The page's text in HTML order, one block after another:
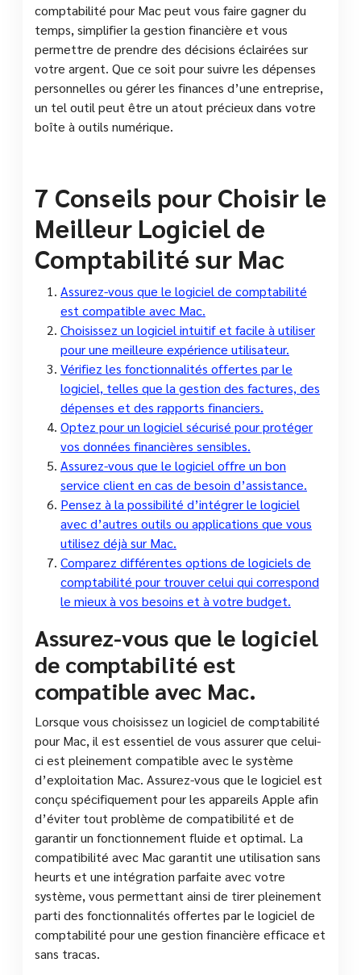
comptabilité pour Mac peut vous faire gagner du
temps, simplifier la gestion financière et vous
permettre de prendre des décisions éclairées sur
votre argent. Que ce soit pour suivre les dépenses
personnelles ou gérer les finances d’une entreprise,
un tel outil peut être un atout précieux dans votre
boîte à outils numérique.
7 Conseils pour Choisir le
Meilleur Logiciel de
Comptabilité sur Mac
Assurez-vous que le logiciel de comptabilité
est compatible avec Mac.
Choisissez un logiciel intuitif et facile à utiliser
pour une meilleure expérience utilisateur.
Vérifiez les fonctionnalités offertes par le
logiciel, telles que la gestion des factures, des
dépenses et des rapports financiers.
Optez pour un logiciel sécurisé pour protéger
vos données financières sensibles.
Assurez-vous que le logiciel offre un bon
service client en cas de besoin d’assistance.
Pensez à la possibilité d’intégrer le logiciel
avec d’autres outils ou applications que vous
utilisez déjà sur Mac.
Comparez différentes options de logiciels de
comptabilité pour trouver celui qui correspond
le mieux à vos besoins et à votre budget.
Assurez-vous que le logiciel
de comptabilité est
compatible avec Mac.
Lorsque vous choisissez un logiciel de comptabilité
pour Mac, il est essentiel de vous assurer que celui-
ci est pleinement compatible avec le système
d’exploitation Mac. Assurez-vous que le logiciel est
conçu spécifiquement pour les appareils Apple afin
d’éviter tout problème de compatibilité et de
garantir un fonctionnement fluide et optimal. La
compatibilité avec Mac garantit une utilisation sans
heurts et une intégration parfaite avec votre
système, vous permettant ainsi de tirer pleinement
parti des fonctionnalités offertes par le logiciel de
comptabilité pour une gestion financière efficace et
sans tracas.